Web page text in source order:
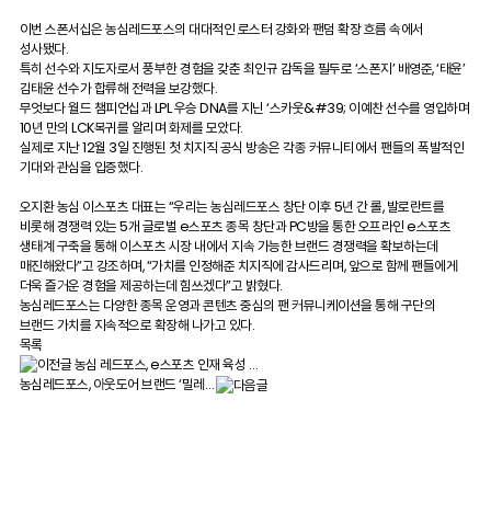
이번 스폰서십은 농심레드포스의 대대적인 로스터 강화와 팬덤 확장 흐름 속에서
성사됐다.
특히 선수와 지도자로서 풍부한 경험을 갖춘 최인규 감독을 필두로 ‘스폰지’ 배영준, ‘태윤’
김태윤 선수가 합류해 전력을 보강했다.
무엇보다 월드 챔피언십과 LPL 우승 DNA를 지닌 ‘스카웃&#39; 이예찬 선수를 영입하며
10년 만의 LCK복귀를 알리며 화제를 모았다.
실제로 지난 12월 3일 진행된 첫 치지직 공식 방송은 각종 커뮤니티에서 팬들의 폭발적인
기대와 관심을 입증했다.
오지환 농심 이스포츠 대표는 “우리는 농심레드포스 창단 이후 5년 간 롤, 발로란트를
비롯해 경쟁력 있는 5개 글로벌 e스포츠 종목 창단과 PC방을 통한 오프라인 e스포츠
생태계 구축을 통해 이스포츠 시장 내에서 지속 가능한 브랜드 경쟁력을 확보하는데
매진해왔다”고 강조하며, “가치를 인정해준 치지직에 감사드리며, 앞으로 함께 팬들에게
더욱 즐거운 경험을 제공하는데 힘쓰겠다”고 밝혔다.
농심레드포스는 다양한 종목 운영과 콘텐츠 중심의 팬 커뮤니케이션을 통해 구단의
브랜드 가치를 지속적으로 확장해 나가고 있다.
목록
농심 레드포스, e스포츠 인재 육성 …
농심레드포스, 아웃도어 브랜드 ‘밀레…